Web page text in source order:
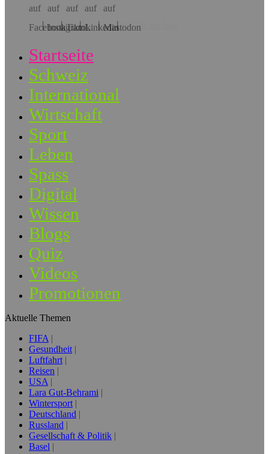
Hol dir die App!
Startseite
Schweiz
International
Wirtschaft
Sport
Leben
Spass
Digital
Wissen
Blogs
Quiz
Videos
Promotionen
Aktuelle Themen
FIFA
Gesundheit
Luftfahrt
Reisen
USA
Lara Gut-Behrami
Wintersport
Deutschland
Russland
Gesellschaft & Politik
Basel